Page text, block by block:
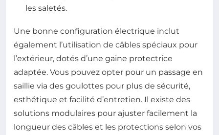
les saletés.
Une bonne configuration électrique inclut
également l’utilisation de câbles spéciaux pour
l’extérieur, dotés d’une gaine protectrice
adaptée. Vous pouvez opter pour un passage en
saillie via des goulottes pour plus de sécurité,
esthétique et facilité d’entretien. Il existe des
solutions modulaires pour ajuster facilement la
longueur des câbles et les protections selon vos